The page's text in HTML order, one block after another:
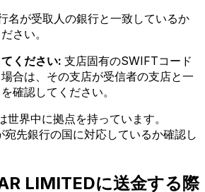
名が受取人の銀行と一致しているか
さい。
ください: 支店固有のSWIFTコード
合は、その支店が受信者の支店と一
確認してください。
世界中に拠点を持っています。
先銀行の国に対応しているか確認し
LIMITEDに送金する際